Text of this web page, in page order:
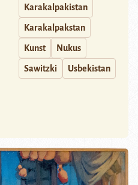
Karakalpakistan
Karakalpakstan
Kunst Nukus
Sawitzki Usbekistan